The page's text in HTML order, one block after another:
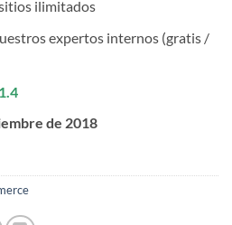
ilimitados
expertos internos (gratis /
de 2018